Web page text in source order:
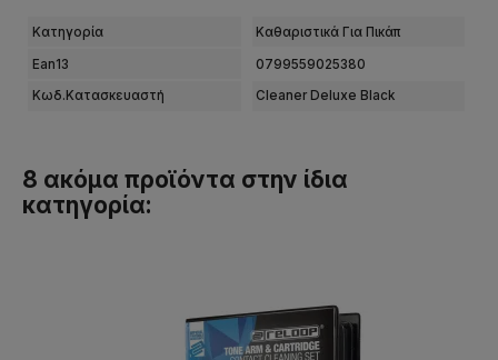
Κατηγορία Καθαριστικά Για Πικάπ
Ean13 0799559025380
Κωδ.Κατασκευαστή Cleaner Deluxe Black
8 ακόμα προϊόντα στην ίδια
κατηγορία: